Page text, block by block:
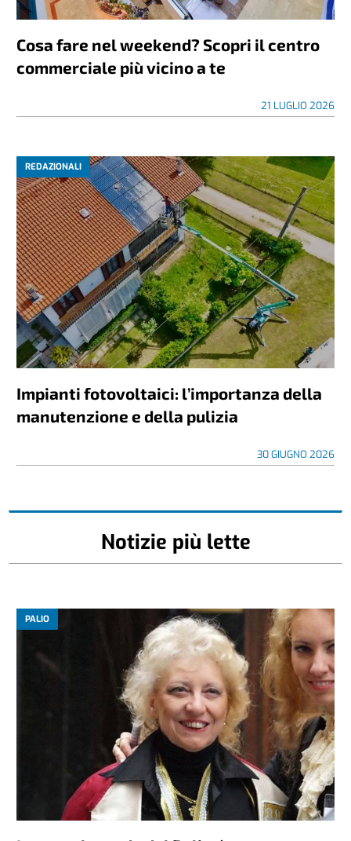
Cosa fare nel weekend? Scopri il centro
commerciale più vicino a te
21 LUGLIO 2026
REDAZIONALI
Impianti fotovoltaici: l’importanza della
manutenzione e della pulizia
30 GIUGNO 2026
Notizie più lette
PALIO